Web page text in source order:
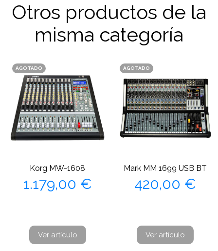
Otros productos de la
misma categoría
AGOTADO
Korg MW-1608
Precio
1.179,00 €
Ver artículo
AGOTADO
Mark MM 1699 USB BT
Precio
420,00 €
Ver artículo